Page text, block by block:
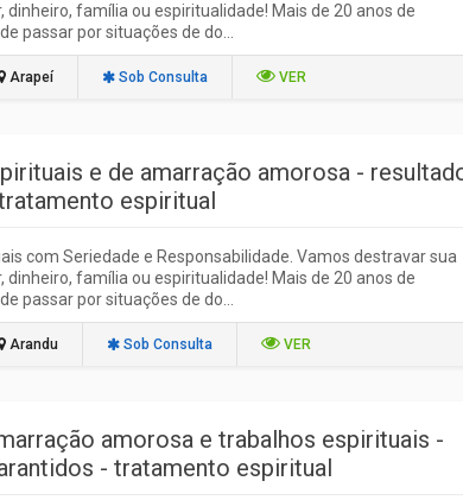
dinheiro, família ou espiritualidade! Mais de 20 anos de
passar por situações de do...
Arapeí Sob Consulta VER
e de amarração amorosa -
espiritual
com Seriedade e Responsabilidade. Vamos destravar sua
dinheiro, família ou espiritualidade! Mais de 20 anos de
passar por situações de do...
Arandu Sob Consulta VER
amorosa e trabalhos espirituais -
- tratamento espiritual